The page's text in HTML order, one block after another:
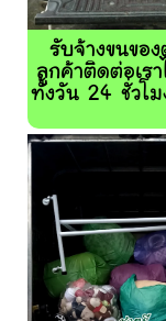
รับจ้างขนขอ
ลูกค้าติดต่อเร
ทั้งวัน 24 ชั่วโม